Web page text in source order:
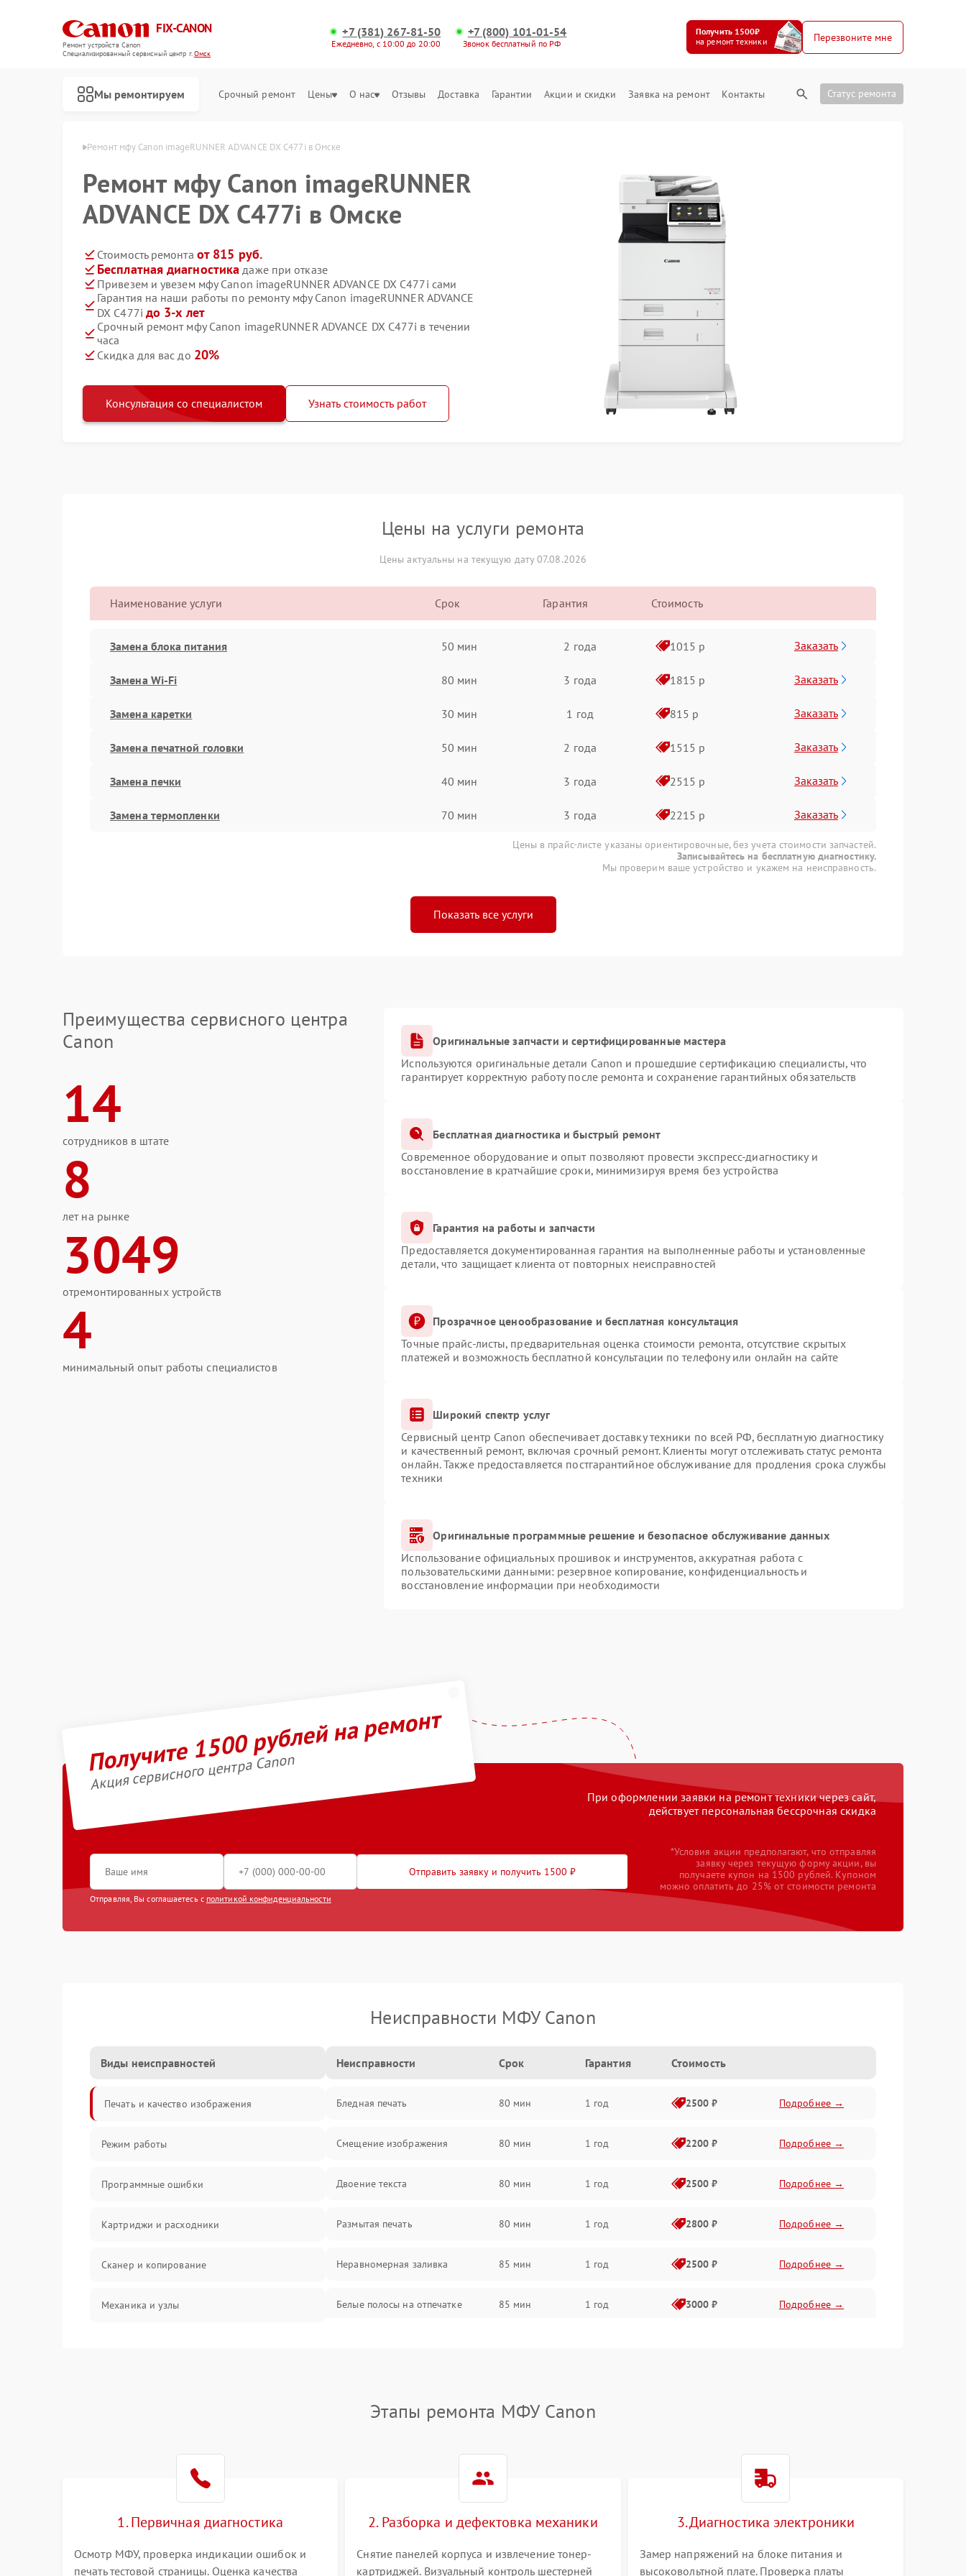
FIX-CANON
Ремонт устройств Canon
Специализированный cервисный центр г.Омск
+7 (381) 267-81-50
Ежедневно, с 10:00 до 20:00
+7 (800) 101-01-54
Звонок бесплатный по РФ
Получить 1500₽
на ремонт техники
Перезвоните мне
Мы ремонтируем Срочный ремонт Цены О нас Отзывы Доставка Гарантии Акции и скидки Заявка на ремонт Контакты Статус ремонта
мфу Canon в Омске Ремонт мфу Canon imageRUNNER ADVANCE DX C477i в Омске
Ремонт мфу Canon imageRUNNER
ADVANCE DX C477i в Омске
Стоимость ремонта от 815 руб.
Бесплатная диагностика даже при отказе
Привезем и увезем мфу Canon imageRUNNER ADVANCE DX C477i сами
Гарантия на наши работы по ремонту мфу Canon imageRUNNER ADVANCE
DX C477i до 3-х лет
Срочный ремонт мфу Canon imageRUNNER ADVANCE DX C477i в течении
часа
Скидка для вас до 20%
Консультация со специалистом Узнать стоимость работ
Цены на услуги ремонта
Цены актуальны на текущую дату 07.08.2026
Наименование услуги Срок Гарантия Стоимость
Замена блока питания 50 мин 2 года 1015 р Заказать
Замена Wi-Fi 80 мин 3 года 1815 р Заказать
Замена каретки 30 мин 1 год 815 р Заказать
Замена печатной головки 50 мин 2 года 1515 р Заказать
Замена печки 40 мин 3 года 2515 р Заказать
Замена термопленки 70 мин 3 года 2215 р Заказать
Цены в прайс-листе указаны ориентировочные, без учета стоимости запчастей.
Записывайтесь на бесплатную диагностику.
Мы проверим ваше устройство и укажем на неисправность.
Показать все услуги
Преимущества сервисного центра
Canon
14
сотрудников в штате
8
лет на рынке
3049
отремонтированных устройств
4
минимальный опыт работы специалистов
Оригинальные запчасти и сертифицированные мастера
Используются оригинальные детали Canon и прошедшие сертификацию специалисты, что
гарантирует корректную работу после ремонта и сохранение гарантийных обязательств
Бесплатная диагностика и быстрый ремонт
Современное оборудование и опыт позволяют провести экспресс-диагностику и
восстановление в кратчайшие сроки, минимизируя время без устройства
Гарантия на работы и запчасти
Предоставляется документированная гарантия на выполненные работы и установленные
детали, что защищает клиента от повторных неисправностей
Прозрачное ценообразование и бесплатная консультация
Точные прайс-листы, предварительная оценка стоимости ремонта, отсутствие скрытых
платежей и возможность бесплатной консультации по телефону или онлайн на сайте
Широкий спектр услуг
Сервисный центр Canon обеспечивает доставку техники по всей РФ, бесплатную диагностику
и качественный ремонт, включая срочный ремонт. Клиенты могут отслеживать статус ремонта
онлайн. Также предоставляется постгарантийное обслуживание для продления срока службы
техники
Оригинальные программные решение и безопасное обслуживание данных
Использование официальных прошивок и инструментов, аккуратная работа с
пользовательскими данными: резервное копирование, конфиденциальность и
восстановление информации при необходимости
Получите 1500 рублей на ремонт
Акция сервисного центра Canon
При оформлении заявки на ремонт техники через сайт,
действует персональная бессрочная скидка
Отправить заявку и получить 1500 ₽
Отправляя, Вы соглашаетесь с политикой конфиденциальности
*Условия акции предполагают, что отправляя
заявку через текущую форму акции, вы
получаете купон на 1500 рублей. Купоном
можно оплатить до 25% от стоимости ремонта
Неисправности МФУ Canon
Виды неисправностей
Печать и качество изображения
Режим работы
Программные ошибки
Картриджи и расходники
Сканер и копирование
Механика и узлы
Проблемы с механикой
Неисправности Срок Гарантия Стоимость
Бледная печать 80 мин 1 год 2500 ₽ Подробнее →
Смещение изображения 80 мин 1 год 2200 ₽ Подробнее →
Двоение текста 80 мин 1 год 2500 ₽ Подробнее →
Размытая печать 80 мин 1 год 2800 ₽ Подробнее →
Неравномерная заливка 85 мин 1 год 2500 ₽ Подробнее →
Белые полосы на отпечатке 85 мин 1 год 3000 ₽ Подробнее →
Этапы ремонта МФУ Canon
1. Первичная диагностика
Осмотр МФУ, проверка индикации ошибок и
печать тестовой страницы. Оценка качества
2. Разборка и дефектовка механики
Снятие панелей корпуса и извлечение тонер-
картриджей. Визуальный контроль шестерней
3. Диагностика электроники
Замер напряжений на блоке питания и
высоковольтной плате. Проверка платы